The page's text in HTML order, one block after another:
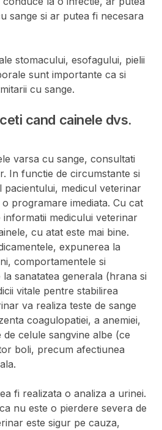
sange si ar putea fi necesara
stomacului, esofagului, pielii
sunt importante ca si
cu sange.
cand cainele dvs.
varsa cu sange, consultati
In functie de circumstante si
pacientului, medicul veterinar
programare imediata. Cu cat
medicului veterinar
cu atat este mai bine.
expunerea la
comportamentele si
sanatatea generala (hrana si
vitale pentre stabilirea
va realiza teste de sange
coagulopatiei, a anemiei,
celule sangvine albe (ce
boli, precum afectiunea
fi realizata o analiza a urinei.
nu este o pierdere severa de
este sigur pe cauza,